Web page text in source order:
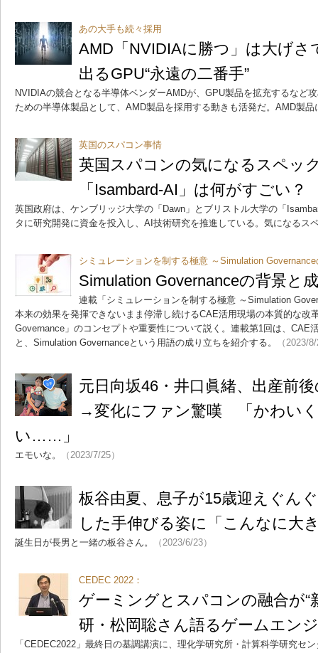
あの大手も続々採用
AMD「NVIDIAに勝つ」は大げ
出るGPU“永遠の二番手”
NVIDIAの競合となる半導体ベンダーAMDが、GPU製品を拡充するなど
ための半導体製品として、AMD製品を採用する動きも活発だ。AMD製
英国のスパコン事情
英国スパコンの気になるスペッ
「Isambard-AI」は何がすごい？
英国政府は、ケンブリッジ大学の「Dawn」とブリストル大学の「
タに研究開発に資金を投入し、AI技術研究を推進している。気になるス
シミュレーションを制する極意 ～Simulation
Simulation Governanceの背景と
連載「シミュレーションを制する極意 ～Simulation
本来の効果を発揮できないまま停滞し続けるCAE活用現場の本質的な改
Governance」のコンセプトや重要性について説く。連載第1回は、CAE
と、Simulation Governanceという用語の成り立ちを紹介する。
（2023/
元日向坂46・井口眞緒、出産前
→変化にファン驚嘆 「かわい
い……」
エモいな。 （2023/7/25）
板谷由夏、息子が15歳迎えぐん
した手伸びる姿に「こんなに大
誕生日が長男と一緒の板谷さん。 （2023/6/23）
CEDEC 2022：
ゲーミングとスパコンの融合が
研・松岡聡さん語るゲームエン
「CEDEC2022」最終日の基調講演に、理化学研究所・計算科学研究セ